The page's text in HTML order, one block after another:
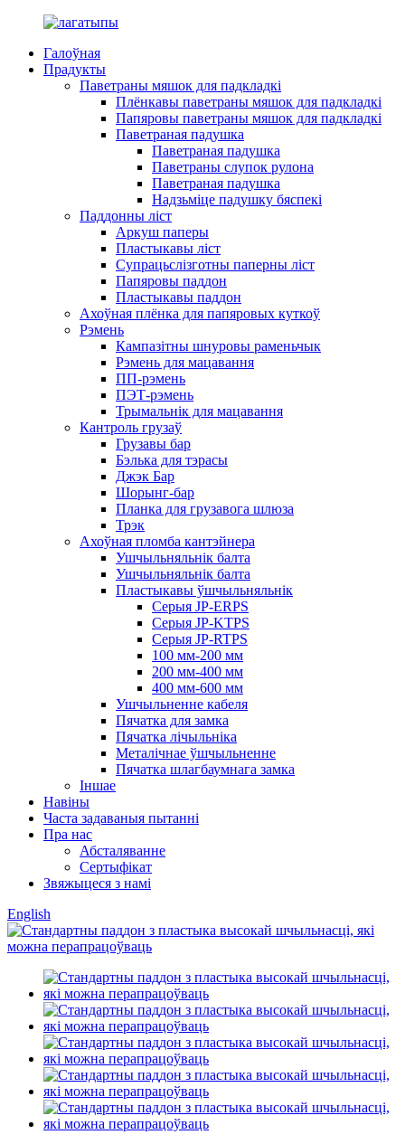
Галоўная
Прадукты
Паветраны мяшок для падкладкі
Плёнкавы паветраны мяшок для падкладкі
Папяровы паветраны мяшок для падкладкі
Паветраная падушка
Паветраная падушка
Паветраны слупок рулона
Паветраная падушка
Надзьміце падушку бяспекі
Паддонны ліст
Аркуш паперы
Пластыкавы ліст
Супрацьслізготны паперны ліст
Папяровы паддон
Пластыкавы паддон
Ахоўная плёнка для папяровых куткоў
Рэмень
Кампазітны шнуровы раменьчык
Рэмень для мацавання
ПП-рэмень
ПЭТ-рэмень
Трымальнік для мацавання
Кантроль грузаў
Грузавы бар
Бэлька для тэрасы
Джэк Бар
Шорынг-бар
Планка для грузавога шлюза
Трэк
Ахоўная пломба кантэйнера
Ушчыльняльнік балта
Ушчыльняльнік балта
Пластыкавы ўшчыльняльнік
Серыя JP-ERPS
Серыя JP-KTPS
Серыя JP-RTPS
100 мм-200 мм
200 мм-400 мм
400 мм-600 мм
Ушчыльненне кабеля
Пячатка для замка
Пячатка лічыльніка
Металічнае ўшчыльненне
Пячатка шлагбаумнага замка
Іншае
Навіны
Часта задаваныя пытанні
Пра нас
Абсталяванне
Сертыфікат
Звяжыцеся з намі
English